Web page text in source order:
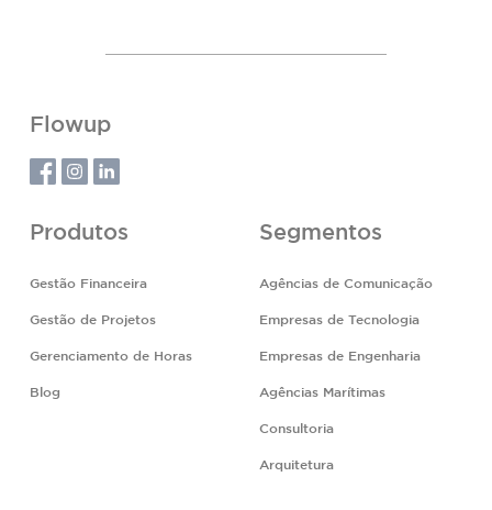
Flowup
Produtos
Gestão Financeira
Gestão de Projetos
Gerenciamento de Horas
Blog
Segmentos
Agências de Comunicação
Empresas de Tecnologia
Empresas de Engenharia
Agências Marítimas
Consultoria
Arquitetura